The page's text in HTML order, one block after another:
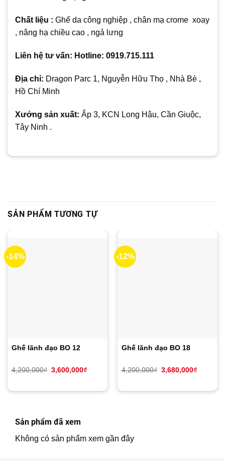
Chất liệu : Ghế da công nghiệp , chân mạ crome xoay
, nâng hạ chiều cao , ngả lưng
Liên hệ tư vấn: Hotline: 0919.715.111
Địa chỉ: Dragon Parc 1, Nguyễn Hữu Thọ , Nhà Bè ,
Hồ Chí Minh
Xưởng sản xuất: Ấp 3, KCN Long Hậu, Cần Giuộc,
Tây Ninh .
SẢN PHẨM TƯƠNG TỰ
-14%
Ghế lãnh đạo BO 12
4,200,000₫ Giá
gốc
3,600,000₫Giá
-12%
Ghế lãnh đạo BO 18
4,200,000₫ Giá
gốc
3,680,000₫Giá
Sản phẩm đã xem
Không có sản phẩm xem gần đây